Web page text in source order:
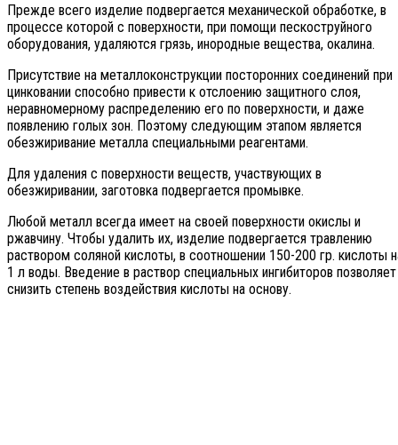
Прежде всего изделие подвергается механической обработке, в
процессе которой с поверхности, при помощи пескоструйного
оборудования, удаляются грязь, инородные вещества, окалина.
Присутствие на металлоконструкции посторонних соединений при
цинковании способно привести к отслоению защитного слоя,
неравномерному распределению его по поверхности, и даже
появлению голых зон. Поэтому следующим этапом является
обезжиривание металла специальными реагентами.
Для удаления с поверхности веществ, участвующих в
обезжиривании, заготовка подвергается промывке.
Любой металл всегда имеет на своей поверхности окислы и
ржавчину. Чтобы удалить их, изделие подвергается травлению
раствором соляной кислоты, в соотношении 150-200 гр. кислоты
1 л воды. Введение в раствор специальных ингибиторов позволяет
снизить степень воздействия кислоты на основу.